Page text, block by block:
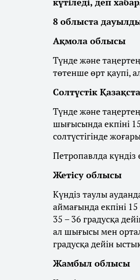
8 облыста
Ақмола облысы
Түнде және
төтенше өрт қаупі,
Солтүстік
Түнде және
шығысында екпіні
солтүстігінде
Петропавлда күндіз
Жетісу облысы
Күндіз таулы
аймағында екпіні
35 – 36 градусқа
ал шығысы мен
градусқа дейін
Жамбыл облысы